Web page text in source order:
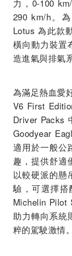
力，0-100
290 km/h。
Lotus 為此款
橫向動力裝置
造進氣與排氣
為滿足熱血愛
V6 First
Driver Packs
Goodyear
適用於一般公
趣，提供舒適
以較硬派的懸
驗，可選擇搭
Michelin Pilot
助力轉向系統
粹的駕駛激情。